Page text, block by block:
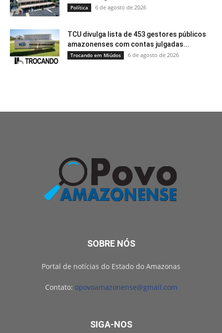
Política 6 de agosto de 2026
TCU divulga lista de 453 gestores públicos
amazonenses com contas julgadas...
Trocando em Miúdos 6 de agosto de 2026
SOBRE NÓS
Portal de notícias do Estado do Amazonas
Contato: opovoamazonense@gmail.com
SIGA-NOS